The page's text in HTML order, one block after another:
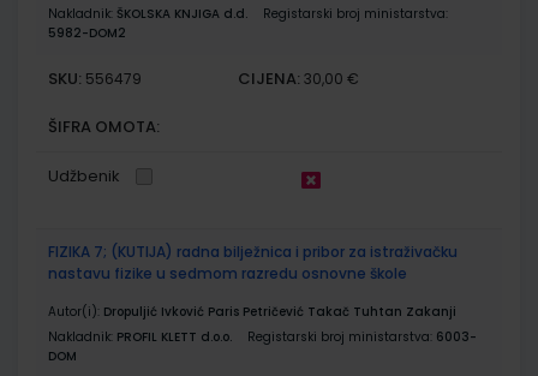
Nakladnik: ŠKOLSKA KNJIGA d.d.
Registarski broj ministarstva:
5982-DOM2
SKU: 556479 CIJENA: 30,00 €
ŠIFRA OMOTA:
Udžbenik
FIZIKA 7; (KUTIJA) radna bilježnica i pribor za istraživačku
nastavu fizike u sedmom razredu osnovne škole
Autor(i): Dropuljić Ivković Paris Petričević Takač Tuhtan Zakanji
Nakladnik: PROFIL KLETT d.o.o. Registarski broj ministarstva: 6003-
DOM